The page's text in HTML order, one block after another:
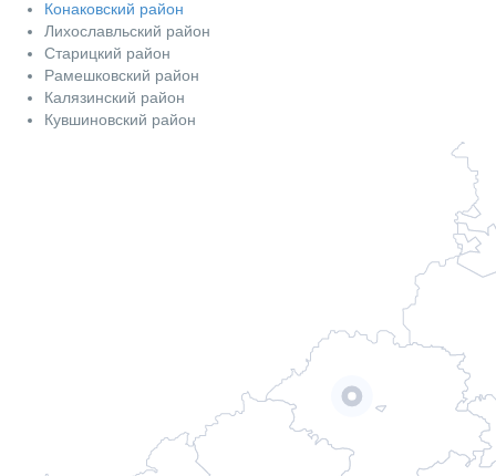
Конаковский район
Лихославльский район
Старицкий район
Рамешковский район
Калязинский район
Кувшиновский район